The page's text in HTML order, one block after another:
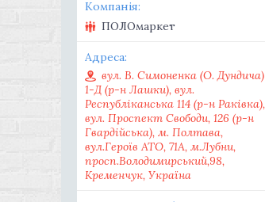
ПОЛОмаркет
вул. В. Симоненка (О. Дундича)
1-Д (р-н Лашки), вул.
Республіканська 114 (р-н Раківка),
вул. Проспект Свободи, 126 (р-н
Гвардійська), м. Полтава,
вул.Героїв АТО, 71А, м.Лубни,
просп.Володимирський,98,
Кременчук, Україна